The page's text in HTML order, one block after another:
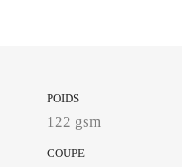
POIDS
122 gsm
COUPE